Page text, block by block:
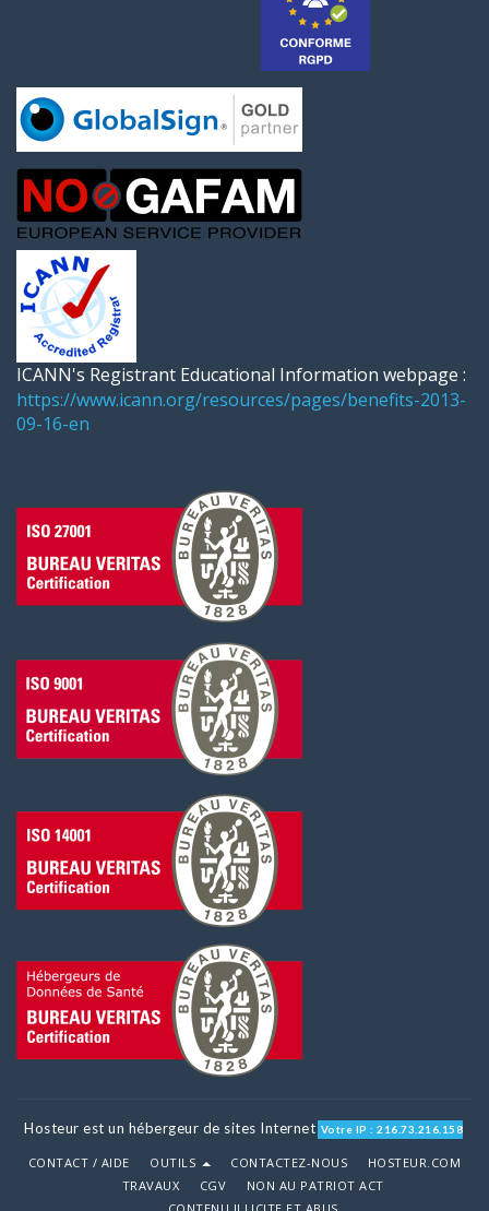
ICANN's Registrant Educational Information webpage :
https://www.icann.org/resources/pages/benefits-2013-
09-16-en
Hosteur est un hébergeur de sites Internet Votre IP : 216.73.216.158
CONTACT / AIDE OUTILS CONTACTEZ-NOUS
HOSTEUR.COM
TRAVAUX
CGV
NON AU PATRIOT ACT